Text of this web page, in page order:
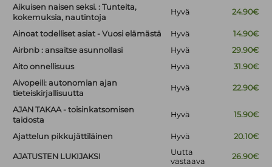
Aikuisen naisen seksi. : Tunteita,
kokemuksia, nautintoja
Hyvä 24.90€
Ainoat todelliset asiat - Vuosi elämästä Hyvä
14.90€
Airbnb : ansaitse asunnollasi
Hyvä
29.90€
Aito onnellisuus
Hyvä
31.90€
Aivopeili: autonomian ajan
tieteiskirjallisuutta
Hyvä 22.90€
AJAN TAKAA - toisinkatsomisen
taidosta
Hyvä 15.90€
Ajattelun pikkujättiläinen Hyvä 20.10€
AJATUSTEN LUKIJAKSI
Uutta
vastaava
26.90€